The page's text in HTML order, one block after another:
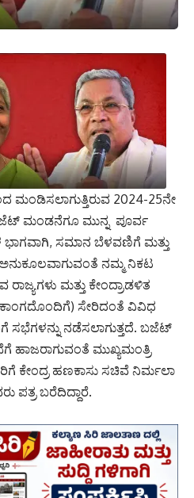
ಮಂಡಿಸಲಾಗುತ್ತಿರುವ 2024-25ನೇ
ಮಂಡನೆಗೂ ಮುನ್ನ ಪೂರ್ವ
ಸಮಾನ ಬೆಳವಣಿಗೆ ಮತ್ತು
ನಮ್ಮ ನಿಕಟ
ರಾಜ್ಯಗಳು ಮತ್ತು ಕೇಂದ್ರಾಡಳಿತ
ಸೇರಿದಂತೆ ವಿವಿಧ
ಸಭೆಗಳನ್ನು ನಡೆಸಲಾಗುತ್ತದೆ. ಬಜೆಟ್
ಹಾಜರಾಗುವಂತೆ ಮುಖ್ಯಮಂತ್ರಿ
ಕೇಂದ್ರ ಹಣಕಾಸು ಸಚಿವೆ ನಿರ್ಮಲಾ
ಪತ್ರ ಬರೆದಿದ್ದಾರೆ.